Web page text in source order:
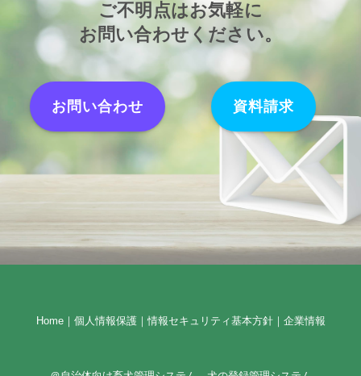
ご不明点はお気軽に
お問い合わせください。
お問い合わせ 資料請求
Home｜ 個人情報保護｜情報セキュリティ基本方針｜ 企業情報